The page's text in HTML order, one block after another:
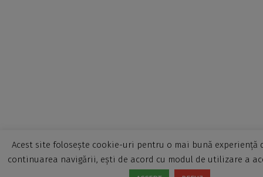
Acest site folosește cookie-uri pentru o mai bună experiență
continuarea navigării, ești de acord cu modul de utilizare a